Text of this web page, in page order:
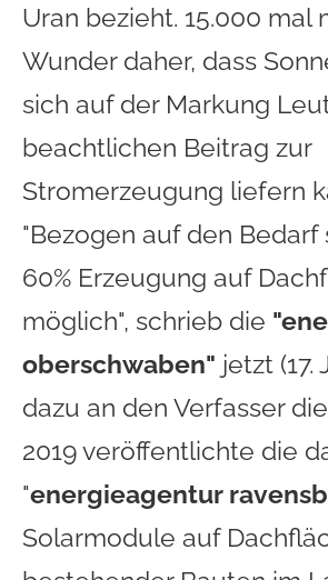
Uran bezieht. 15.000 mal
Wunder daher, dass
sich auf der Markung
beachtlichen Beitrag zur
Stromerzeugung liefern
"Bezogen auf den Bedarf
60% Erzeugung auf
möglich", schrieb die
oberschwaben" jetzt (17.
dazu an den Verfasser
2019 veröffentlichte die
"energieagentur
Solarmodule auf